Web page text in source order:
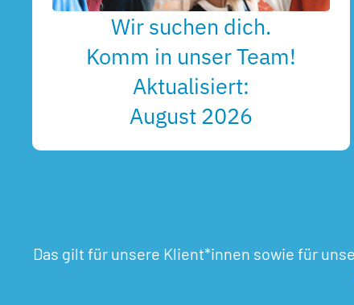
Wir suchen dich.
Komm in unser Team!
Aktualisiert:
August 2026
Das gilt für unsere Klient*innen sowie für